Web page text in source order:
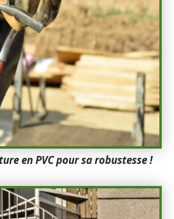
en PVC pour sa robustesse !